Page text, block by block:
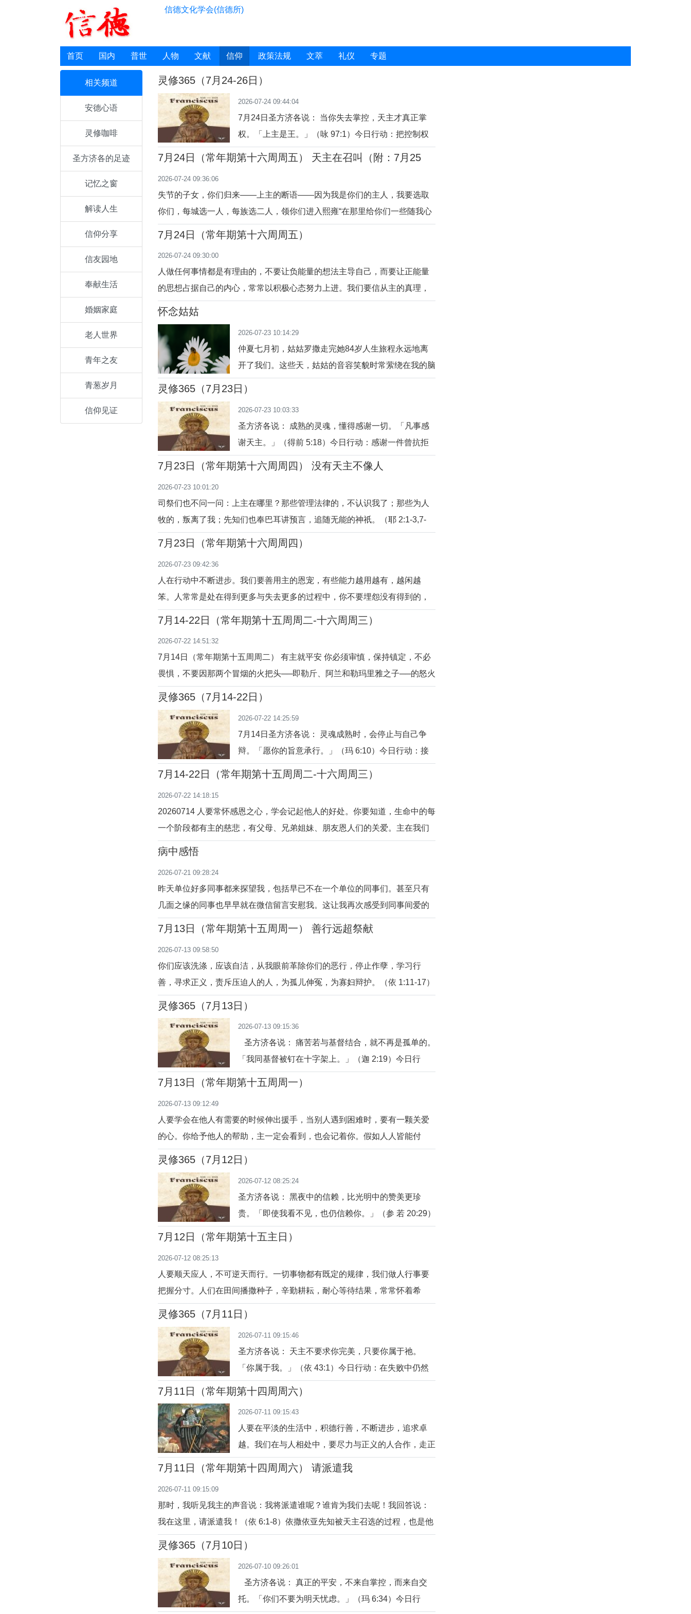
信德文化学会(信德所)
首页 国内 普世 人物 文献 信仰 政策法规 文萃 礼仪 专题
相关频道
安德心语
灵修咖啡
圣方济各的足迹
记忆之窗
解读人生
信仰分享
信友园地
奉献生活
婚姻家庭
老人世界
青年之友
青葱岁月
信仰见证
灵修365（7月24-26日）
2026-07-24 09:44:04
7月24日圣方济各说： 当你失去掌控，天主才真正掌
权。「上主是王。」（咏 97:1）今日行动：把控制权
交给天主。祈祷：主，你是主。7月25日圣方济各说：
祈祷：主，我愿与你同行。7月26日圣方济各说： 黑夜
会过去，爱
7月24日（常年期第十六周周五） 天主在召叫（附：7月25
2026-07-24 09:36:06
失节的子女，你们归来——上主的断语——因为我是你们的主人，我要选取
你们，每城选一人，每族选二人，领你们进入熙雍“在那里给你们一些随我心
意的牧者，以智能和明智牧养你们。”（耶 3:14-17）天主对自己的子民永远
即使他们成了罪人，天主依然用尊重
7月24日（常年期第十六周周五）
2026-07-24 09:30:00
人做任何事情都是有理由的，不要让负能量的想法主导自己，而要让正能量
的思想占据自己的内心，常常以积极心态努力上进。我们要信从主的真理，
面对挑战，多结果实。「那撒在好地里的，即是指那些听了天国的话而了解
(玛13:18-23)
怀念姑姑
2026-07-23 10:14:29
仲夏七月初，姑姑罗撒走完她84岁人生旅程永远地离
开了我们。这些天，姑姑的音容笑貌时常萦绕在我的脑
哽咽不能自己。长辈亲人中又一位离开了我们，我甚是
悲痛与不舍。走进姑姑的庭院，里面种满了各种各样的
花卉，像走进了五
灵修365（7月23日）
2026-07-23 10:03:33
圣方济各说： 成熟的灵魂，懂得感谢一切。「凡事感
谢天主。」（得前 5:18）今日行动：感谢一件曾抗拒
的事。祈祷：主，我感谢你的一切安排。
7月23日（常年期第十六周周四） 没有天主不像人
2026-07-23 10:01:20
司祭们也不问一问：上主在哪里？那些管理法律的，不认识我了；那些为人
牧的，叛离了我；先知们也奉巴耳讲预言，追随无能的神祇。（耶 2:1-3,7-
8,12-13）天主派遣先知，以天主的眼光看待并呼唤个人、团体和民族。在世
入歧途、不务正业！人们总以为困难和
7月23日（常年期第十六周周四）
2026-07-23 09:42:36
人在行动中不断进步。我们要善用主的恩宠，有些能力越用越有，越闲越
笨。人常常是处在得到更多与失去更多的过程中，你不要埋怨没有得到的，
而要常常祈祷，埋头苦干，争取获得更多属于自己的赏报。“曾有许多先知和
到。”（玛13：10-17）
7月14-22日（常年期第十五周周二-十六周周三）
2026-07-22 14:51:32
7月14日（常年期第十五周周二） 有主就平安 你必须审慎，保持镇定，不必
畏惧，不要因那两个冒烟的火把头──即勒斤、阿兰和勒玛里雅之子──的怒火
存在，虽小而精强。犹太人也常常
灵修365（7月14-22日）
2026-07-22 14:25:59
7月14日圣方济各说： 灵魂成熟时，会停止与自己争
辩。「愿你的旨意承行。」（玛 6:10）今日行动：接
受一件无法改变的事。祈祷：主，我愿意。7月15日圣
动：允许自己休息。祈祷：主，让我安息在你内。7月
16日圣方济各说： 喜
7月14-22日（常年期第十五周周二-十六周周三）
2026-07-22 14:18:15
20260714 人要常怀感恩之心，学会记起他人的好处。你要知道，生命中的每
一个阶段都有主的慈悲，有父母、兄弟姐妹、朋友恩人们的关爱。主在我们
的生命中，倾注了无限美好的大爱。我们要尽可能记恩不记过，时时悔改与
改。”(玛11:20-24)20260715 人人皆
病中感悟
2026-07-21 09:28:24
昨天单位好多同事都来探望我，包括早已不在一个单位的同事们。甚至只有
几面之缘的同事也早早就在微信留言安慰我。这让我再次感受到同事间爱的
温暖，和教会大家庭的相互关爱之情。也许是癌这个词很吓人，大家怕我受
对我来说多活几年和少活几年都差不多，
7月13日（常年期第十五周周一） 善行远超祭献
2026-07-13 09:58:50
你们应该洗涤，应该自洁，从我眼前革除你们的恶行，停止作孽，学习行
善，寻求正义，责斥压迫人的人，为孤儿伸冤，为寡妇辩护。（依 1:11-17）
的人，已经是有福之人，他们生活在跟随
灵修365（7月13日）
2026-07-13 09:15:36
圣方济各说： 痛苦若与基督结合，就不再是孤单的。
「我同基督被钉在十字架上。」（迦 2:19）今日行
动：把一个痛苦献给主。祈祷：主，与你一起承受。
7月13日（常年期第十五周周一）
2026-07-13 09:12:49
人要学会在他人有需要的时候伸出援手，当别人遇到困难时，要有一颗关爱
的心。你给予他人的帮助，主一定会看到，也会记着你。假如人人皆能付
10:34-11:1）
灵修365（7月12日）
2026-07-12 08:25:24
圣方济各说： 黑夜中的信赖，比光明中的赞美更珍
贵。「即使我看不见，也仍信赖你。」（参 若 20:29）
今日行动：在不明白中继续祈祷。祈祷：主，我仍然信
7月12日（常年期第十五主日）
2026-07-12 08:25:13
人要顺天应人，不可逆天而行。一切事物都有既定的规律，我们做人行事要
把握分寸。人们在田间播撒种子，辛勤耕耘，耐心等待结果，常常怀着希
13：1-23）
灵修365（7月11日）
2026-07-11 09:15:46
圣方济各说： 天主不要求你完美，只要你属于祂。
「你属于我。」（依 43:1）今日行动：在失败中仍然
转向天主。祈祷：主，我是你的。
7月11日（常年期第十四周周六）
2026-07-11 09:15:43
人要在平淡的生活中，积德行善，不断进步，追求卓
越。我们在与人相处中，要尽力与正义的人合作，走正
确的道路，做合理的事情。无论在任何环境中，慈悲的
事，将来不被知道的。”（玛10：24-33）
7月11日（常年期第十四周周六） 请派遣我
2026-07-11 09:15:09
那时，我听见我主的声音说：我将派遣谁呢？谁肯为我们去呢！我回答说：
我在这里，请派遣我！（依 6:1-8）依撒依亚先知被天主召选的过程，也是他
的选择。天主在净化了依撒依亚之后，
灵修365（7月10日）
2026-07-10 09:26:01
圣方济各说： 真正的平安，不来自掌控，而来自交
托。「你们不要为明天忧虑。」（玛 6:34）今日行